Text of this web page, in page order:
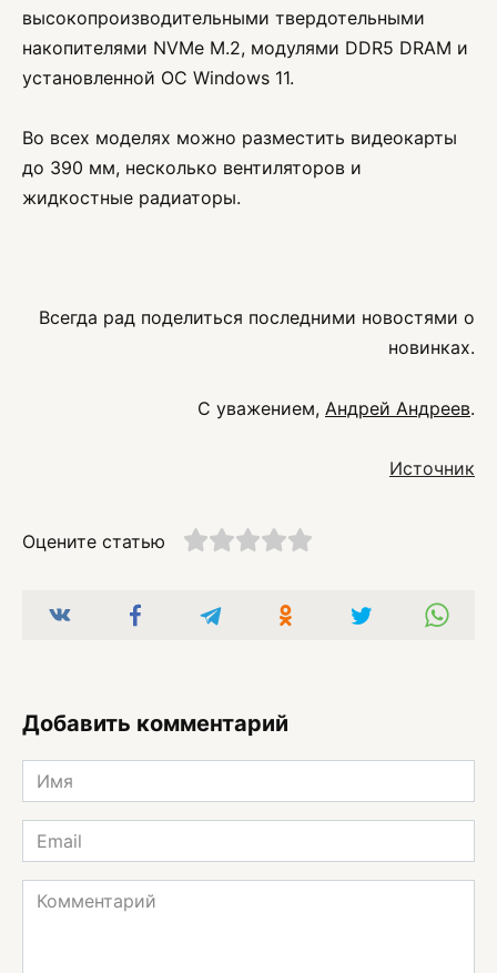
высокопроизводительными твердотельными
накопителями NVMe M.2, модулями DDR5 DRAM и
установленной ОС Windows 11.
Во всех моделях можно разместить видеокарты
до 390 мм, несколько вентиляторов и
жидкостные радиаторы.
Всегда рад поделиться последними новостями о
новинках.
С уважением, Андрей Андреев.
Источник
Оцените статью
Добавить комментарий
Имя
*
Email
*
Комментарий